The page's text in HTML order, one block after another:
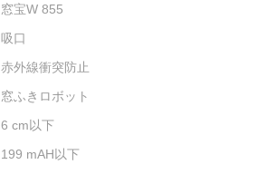
窓宝W 855
吸口
赤外線衝突防止
窓ふきロボット
6 cm以下
199 mAH以下